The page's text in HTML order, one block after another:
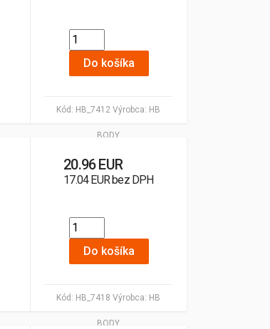
Kód: HB_7412 Výrobca: HB
BODY
Do košíka
Kód: HB_7418 Výrobca: HB
BODY
20.96 EUR
17.04 EUR bez DPH
Do košíka